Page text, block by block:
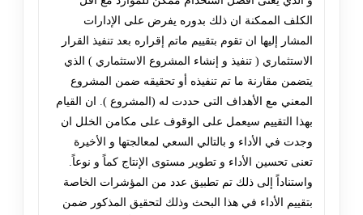
الكلف الممكنة ان ذلك بدوره يفرض على الإدارات
المشار إليها ان تقوم بتقييم ماتم إقراره بعد تنفيذ القرار
الاستثماري ( تنفيذ و إنشاء المشروع الاستثماري ) الذي
يتضمن مقارنة ما تم تنفيذه أو تحقيقه ضمن المشروع
المعني مع الأهداف التى حددت له (المشروع ). ان القيام
بهذا التقييم سيعمل على الوقوف على مكامن الخلل ان
وجدت في الأداء و بالتالي السعي لمعالجتها و الأخيرة
تعنى تحسين الأداء و تطوير مستوى الإنتاج كماً و نوعاً.
واستناداً إلى ذلك تم تطبيق عدد من المؤشرات الخاصة
بتقييم الأداء في هذا البحث وذلك لتحقيق المذكور ضمن